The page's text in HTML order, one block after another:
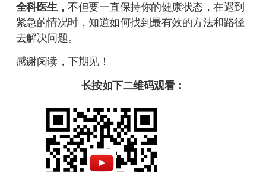
全科医生，不但要一直保持你的健康状态，在遇到
紧急的情况时，知道如何找到最有效的方法和路径
去解决问题。
感谢阅读，下期见！
长按如下二维码观看：